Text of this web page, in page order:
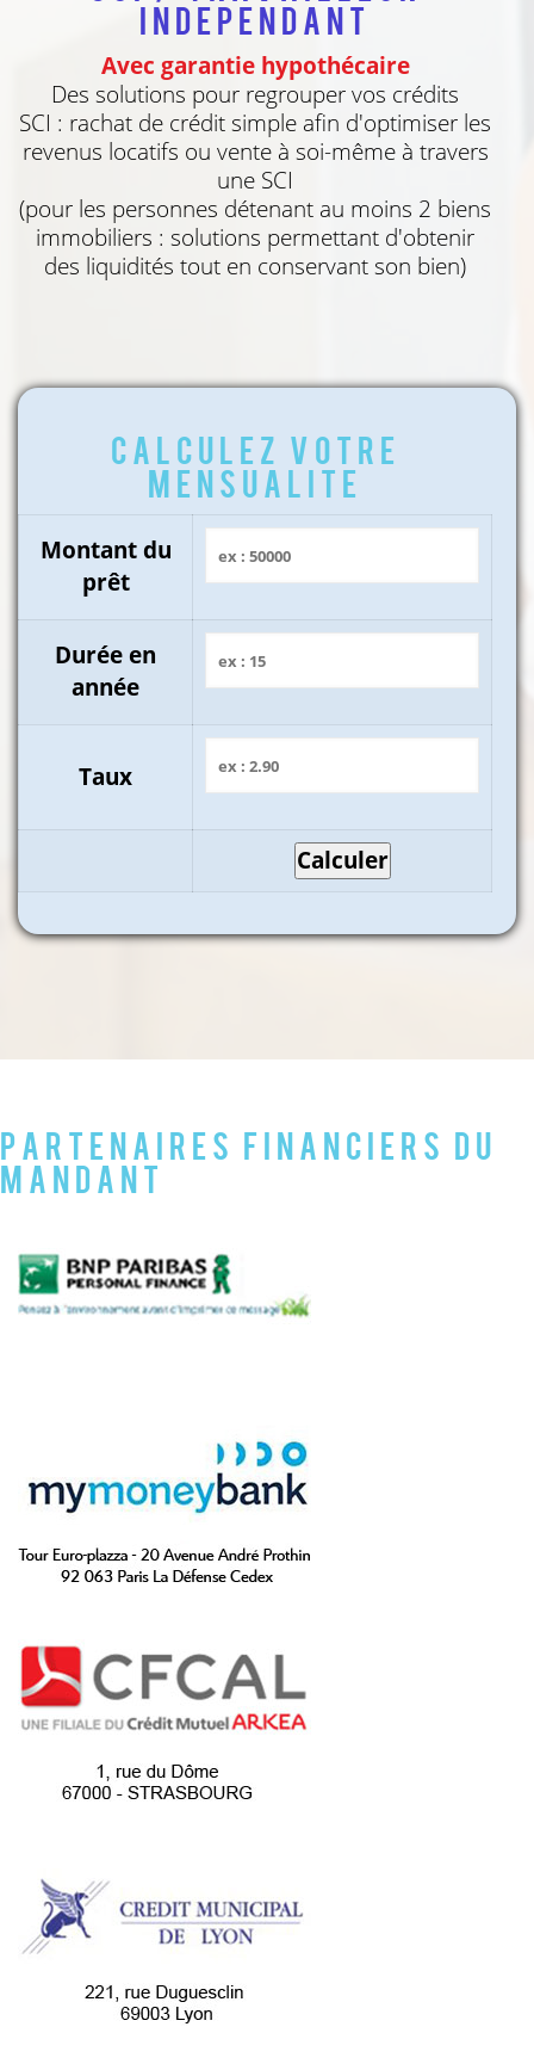
independant
Avec garantie hypothécaire
Des solutions pour regrouper vos crédits
SCI : rachat de crédit simple afin d'optimiser les
revenus locatifs ou vente à soi-même à travers
une SCI
(pour les personnes détenant au moins 2 biens
immobiliers : solutions permettant d'obtenir
des liquidités tout en conservant son bien)
Calculez votre
mensualite
Montant du
prêt
Durée en
année
Taux
Partenaires financiers du
mandant